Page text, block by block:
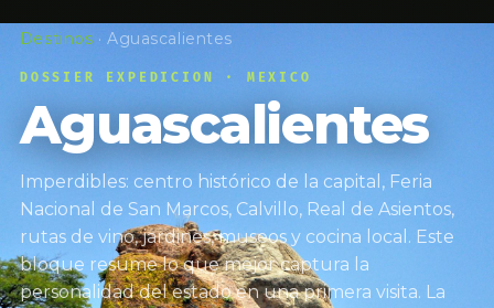
Destinos ·Aguascalientes
DOSSIER EXPEDICION · MEXICO
Aguascalientes
Imperdibles: centro histórico de la capital, Feria
Nacional de San Marcos, Calvillo, Real de Asientos,
rutas de vino, jardines, museos y cocina local. Este
bloque resume lo que mejor captura la
personalidad del estado en una primera visita. La